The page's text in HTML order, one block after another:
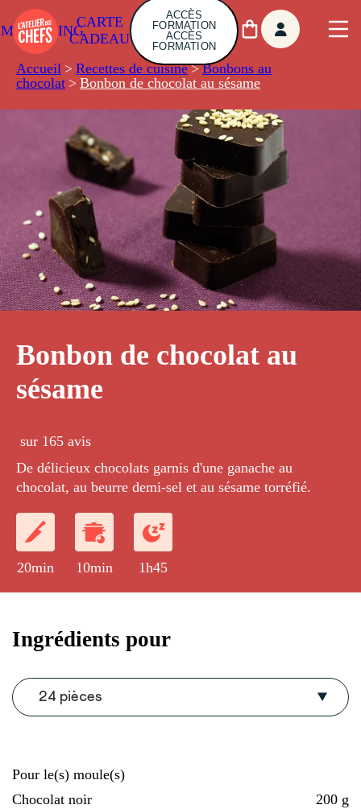
CARTE
CADEAU
ACCÈS
FORMATION
ACCÈS
FORMATION
Accueil > Recettes de cuisine > Bonbons au
chocolat > Bonbon de chocolat au sésame
Bonbon de chocolat au
sésame
sur 165 avis
De délicieux chocolats garnis d'une ganache au
chocolat, au beurre demi-sel et au sésame torréfié.
20min 10min 1h45
Ingrédients pour
24 pièces
Pour le(s) moule(s)
Chocolat noir
200 g